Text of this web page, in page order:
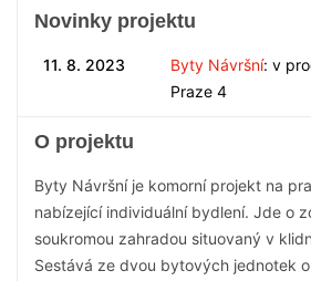
Novinky projektu
11. 8. 2023 Byty Návršní: v
Praze 4
O projektu
Byty Návršní je komorní projekt na
nabízející individuální bydlení. Jde o
soukromou zahradou situovaný v
Sestává ze dvou bytových jednotek